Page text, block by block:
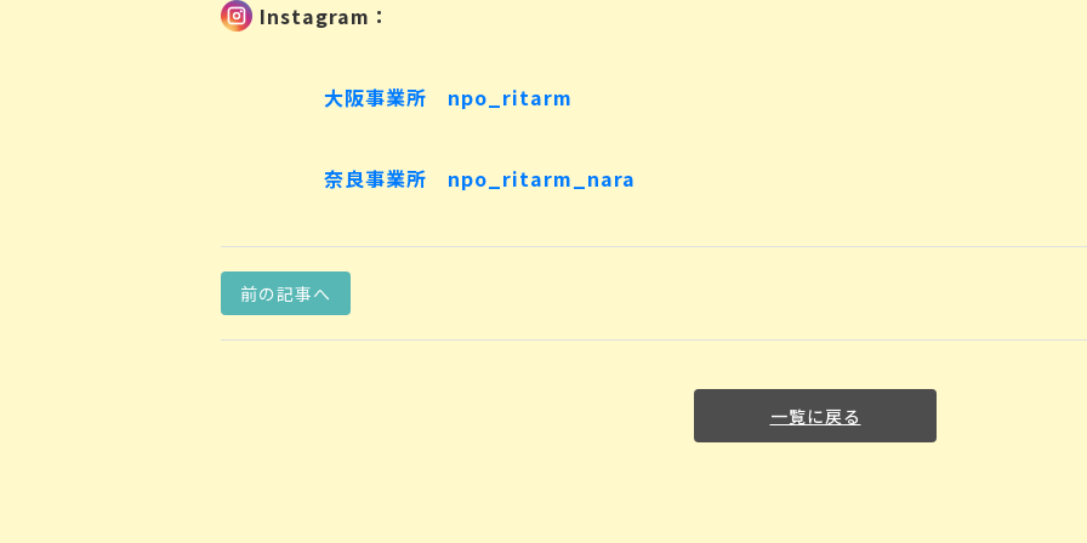
Instagram：
大阪事業所 npo_ritarm
奈良事業所 npo_ritarm_nara
前の記事へ
一覧に戻る